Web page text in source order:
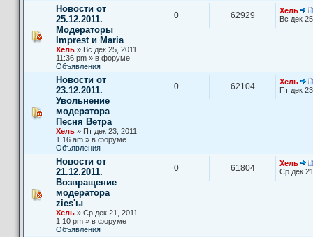
Новости от
25.12.2011.
Модераторы
Imprest и Maria
Хель » Вс дек 25, 2011
11:36 pm » в форуме
Объявления
0 62929
Хель
Вс дек
Новости от
23.12.2011.
Увольнение
модератора
Песня Ветра
Хель » Пт дек 23, 2011
1:16 am » в форуме
Объявления
0 62104
Хель
Пт дек
Новости от
21.12.2011.
Возвращение
модератора
zies'ы
Хель » Ср дек 21, 2011
1:10 pm » в форуме
Объявления
0 61804
Хель
Ср дек